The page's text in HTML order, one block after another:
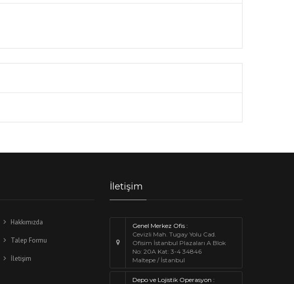
BORULARI
Hakkımızda
Talep Formu
İletişim
İletişim
Genel Merkez Ofis :
Cevizli Mah. Tugay Yolu Cad.
Ofisim İstanbul Plazaları A Blok
No: 20A Kat: 3-4 34846
Maltepe / İstanbul
Depo ve Lojistik Operasyon :